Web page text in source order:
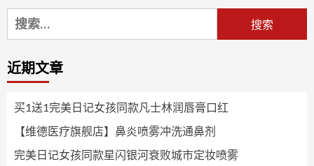
搜
索：
近期文章
买1送1完美日记女孩同款凡士林润唇膏口红
【维德医疗旗舰店】鼻炎喷雾冲洗通鼻剂
完美日记女孩同款星闪银河衰败城市定妆喷雾